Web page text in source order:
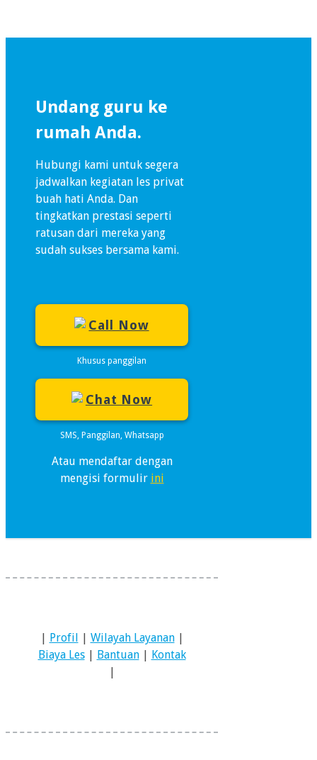
Undang guru ke
rumah Anda.
Hubungi kami untuk segera
jadwalkan kegiatan les privat
buah hati Anda. Dan
tingkatkan prestasi seperti
ratusan dari mereka yang
sudah sukses bersama kami.
Call Now
Khusus panggilan
Chat Now
SMS, Panggilan, Whatsapp
Atau mendaftar dengan
mengisi formulir ini
Profil Wilayah Layanan|
Biaya Les| Bantuan|
Kontak